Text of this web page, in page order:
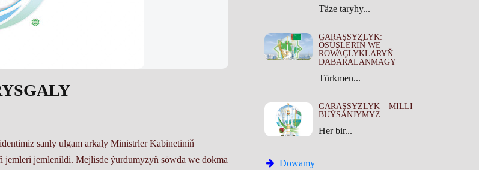
Täze taryhy...
GARAŞSYZLYK:
ÖSÜŞLERIŇ WE
ROWAÇLYKLARYŇ
DABARALANMAGY
Türkmen...
GARAŞSYZLYK – MILLI
BUÝSANJYMYZ
Her bir...
Dowamy
sanly ulgam arkaly Ministrler Kabinetiniň
jemlenildi. Mejlisde ýurdumyzyň söwda we dokma